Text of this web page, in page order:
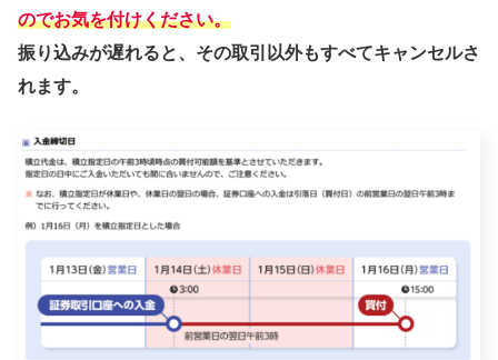
のでお気を付けください。
振り込みが遅れると、その取引以外もすべてキャンセルさ
れます。